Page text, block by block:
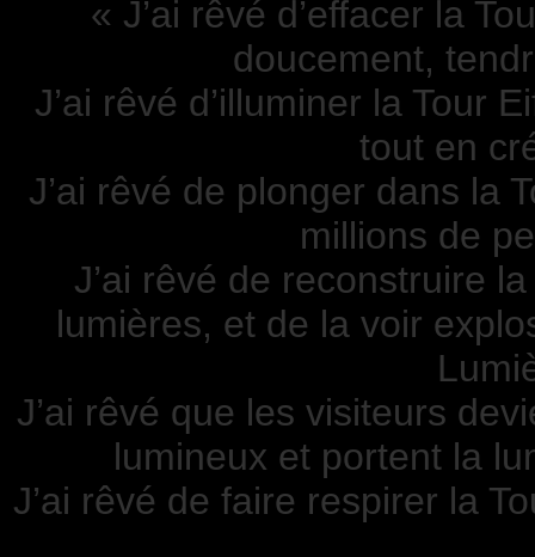
« J’ai rêvé d’effacer la
doucement,
J’ai rêvé d’illuminer la Tour
tout en
J’ai rêvé de plonger dans la
millions de
J’ai rêvé de reconstruire
lumières, et de la voir
J’ai rêvé que les visiteurs
lumineux et portent la
J’ai rêvé de faire respirer la